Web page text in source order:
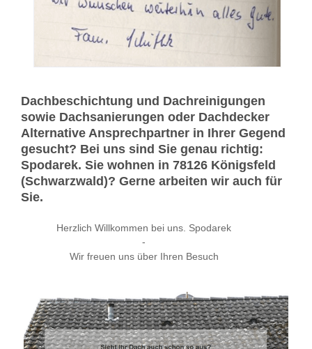
Dachbeschichtung und Dachreinigungen
sowie Dachsanierungen oder Dachdecker
Alternative Ansprechpartner in Ihrer Gegend
gesucht? Bei uns sind Sie genau richtig:
Spodarek. Sie wohnen in 78126 Königsfeld
(Schwarzwald)? Gerne arbeiten wir auch für
Sie.
Herzlich Willkommen bei uns. Spodarek
-
Wir freuen uns über Ihren Besuch